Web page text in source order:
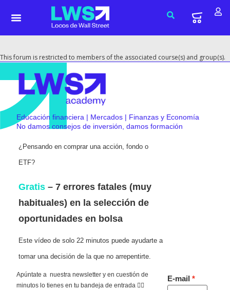
This forum is restricted to members of the associated course(s) and group(s).
Educación financiera | Mercados | Finanzas y Economía
No damos consejos de inversión, damos formación
¿Pensando en comprar una acción, fondo o
ETF?
Gratis – 7 errores fatales (muy
habituales) en la selección de
oportunidades en bolsa
Este vídeo de solo 22 minutos puede ayudarte a
tomar una decisión de la que no arrepentirte.
Apúntate a nuestra newsletter y en cuestión de
minutos lo tienes en tu bandeja de entrada 👇🏻
E-mail